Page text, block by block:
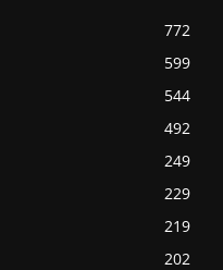
772
599
544
492
249
229
219
202